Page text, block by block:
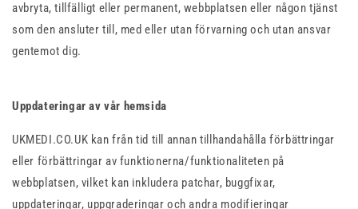
avbryta, tillfälligt eller permanent, webbplatsen eller någon tjänst
som den ansluter till, med eller utan förvarning och utan ansvar
gentemot dig.
Uppdateringar av vår hemsida
UKMEDI.CO.UK kan från tid till annan tillhandahålla förbättringar
eller förbättringar av funktionerna/funktionaliteten på
webbplatsen, vilket kan inkludera patchar, buggfixar,
uppdateringar, uppgraderingar och andra modifieringar